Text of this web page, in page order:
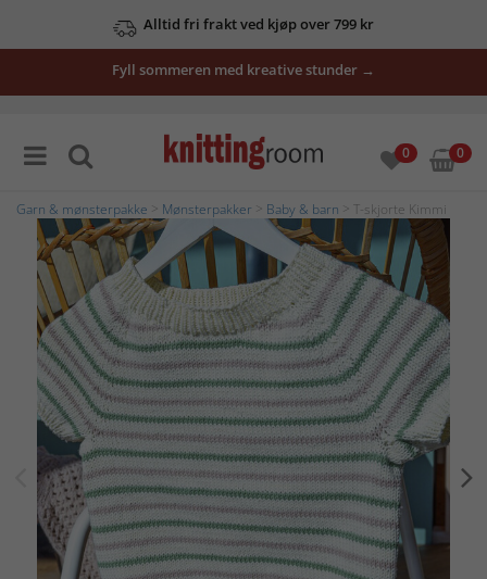
Alltid fri frakt ved kjøp over 799 kr
Fyll sommeren med kreative stunder →
0 0
Garn & mønsterpakke Mønsterpakker Baby & barn > T-skjorte Kimmi